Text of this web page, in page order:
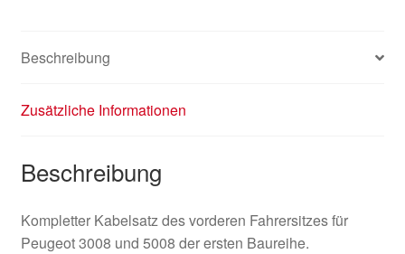
Beschreibung
Zusätzliche Informationen
Beschreibung
Kompletter Kabelsatz des vorderen Fahrersitzes für
Peugeot 3008 und 5008 der ersten Baureihe.